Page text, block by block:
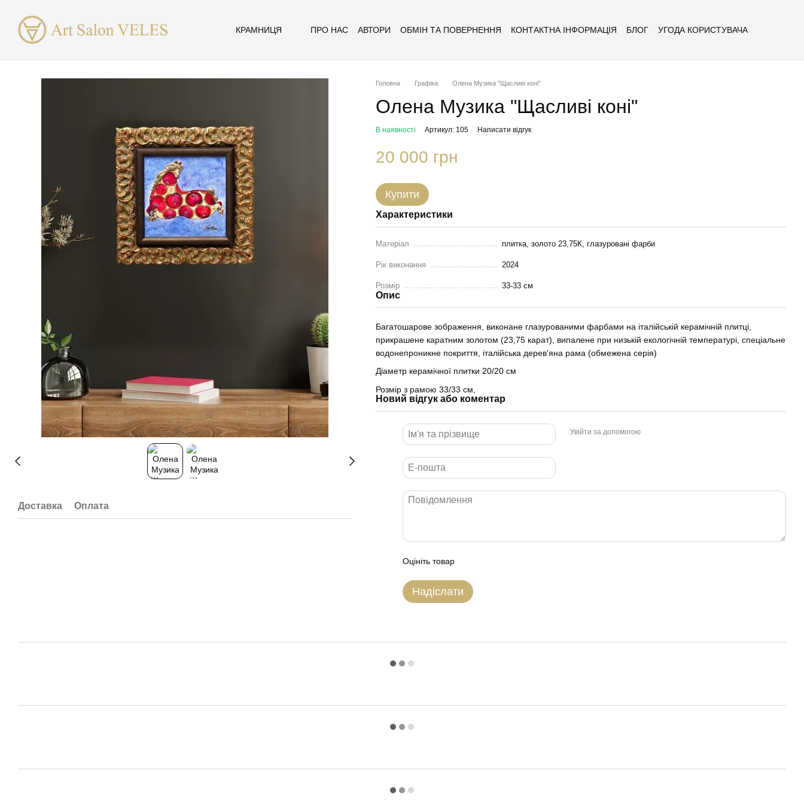
КРАМНИЦЯ ПРО НАС АВТОРИ ОБМІН ТА ПОВЕРНЕННЯ КОНТАКТНА ІНФОРМАЦІЯ БЛОГ УГОДА КОРИСТУВАЧА
Доставка Оплата
Головна Графіка Олена Музика "Щасливі коні"
Олена Музика "Щасливі коні"
В наявності Артикул: 105 Написати відгук
20 000 грн
Купити
Характеристики
Матеріал плитка, золото 23,75К, глазуровані фарби
Рік виконання 2024
Розмір 33-33 см
Опис
Багатошарове зображення, виконане глазурованими фарбами на італійській керамічній плитці,
прикрашене каратним золотом (23,75 карат), випалене при низькій екологічній температурі, спеціальне
водонепроникне покриття, італійська дерев'яна рама (обмежена серія)
Діаметр керамічної плитки 20/20 см
Розмір з рамою 33/33 см,
Новий відгук або коментар
Увійти за допомогою
Оцініть товар
Надіслати